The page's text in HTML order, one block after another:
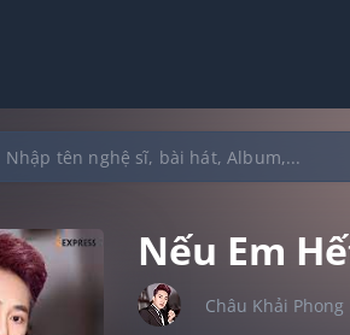
Nếu Em
Châu Khải Phong